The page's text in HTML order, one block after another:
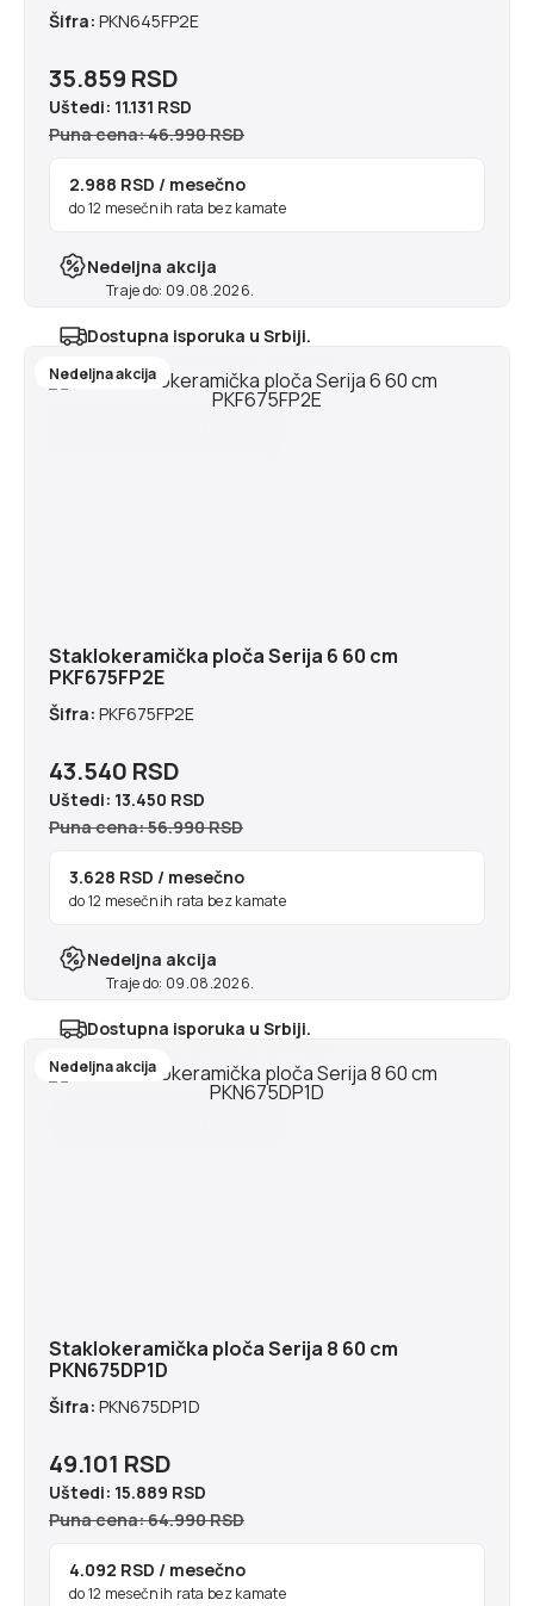
Šifra: PKN645FP2E
35.859 RSD
Uštedi: 11.131 RSD
Puna cena: 46.990 RSD
2.988 RSD / mesečno
do 12 mesečnih rata bez kamate
Nedeljna akcija
Traje do: 09.08.2026.
Dostupna isporuka u Srbiji.
Nedeljna akcija
Staklokeramička ploča Serija 6 60 cm
PKF675FP2E
Šifra: PKF675FP2E
43.540 RSD
Uštedi: 13.450 RSD
Puna cena: 56.990 RSD
3.628 RSD / mesečno
do 12 mesečnih rata bez kamate
Nedeljna akcija
Traje do: 09.08.2026.
Dostupna isporuka u Srbiji.
Nedeljna akcija
Staklokeramička ploča Serija 8 60 cm
PKN675DP1D
Šifra: PKN675DP1D
49.101 RSD
Uštedi: 15.889 RSD
Puna cena: 64.990 RSD
4.092 RSD / mesečno
do 12 mesečnih rata bez kamate